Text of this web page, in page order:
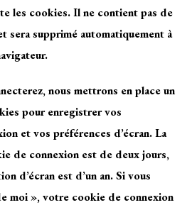
les cookies. Il ne contient pas de
sera supprimé automatiquement à
nous mettrons en place un
pour enregistrer vos
et vos préférences d’écran. La
de connexion est de deux jours,
d’écran est d’un an. Si vous
moi », votre cookie de connexion